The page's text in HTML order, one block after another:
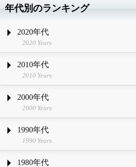
年代別のランキング
2020年代
2020 Years
2010年代
2010 Years
2000年代
2000 Years
1990年代
1990 Years
1980年代